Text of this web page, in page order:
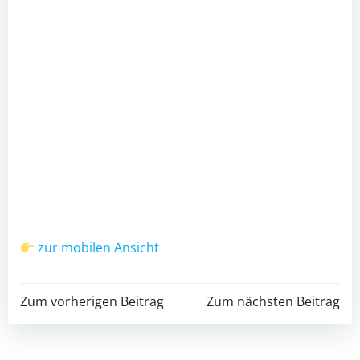
zur mobilen Ansicht
Post
Zum vorherigen Beitrag
Post
Zum nächsten Beitrag